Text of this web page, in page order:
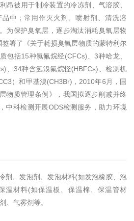
昂被用于制冷装置的冷冻剂、气溶胶、
中；常用作灭火剂、喷射剂、清洗溶
为保护臭氧层，逐步淘汰消耗臭氧层物
署了《关于耗损臭氧层物质的蒙特利尔
包括15种氯氟烷经(CFCs)、3种哈龙、
、34种含氢溴氟烷怪(HBFCs)、检测机
）和甲基溴(CH3Br)，2010年6月，国
物质管理条例》，我国拟逐步削减并终
中科检测开展ODS检测服务，助力环境
剂、发泡剂、发泡材料(如发泡橡胶、泡
温材料(如保温板、保温棉、保温管材
、气雾剂等。